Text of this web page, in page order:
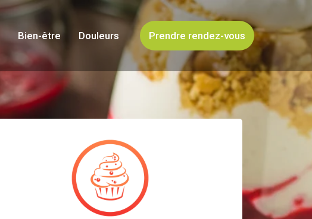
Bien-être Douleurs Prendre rendez-vous